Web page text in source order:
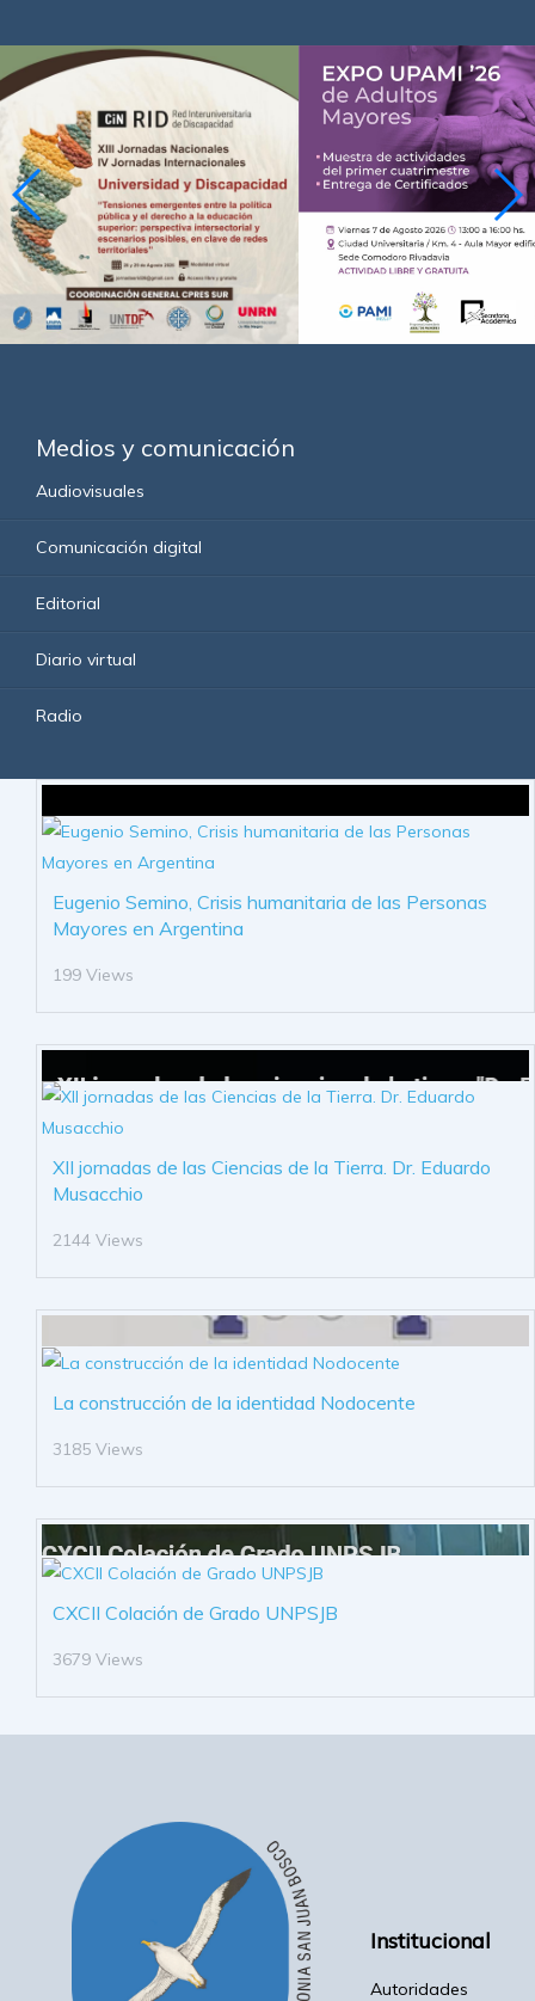
Medios y comunicación
Audiovisuales
Comunicación digital
Editorial
Diario virtual
Radio
Eugenio Semino, Crisis humanitaria de las Personas
Mayores en Argentina
199 Views
XII jornadas de las Ciencias de la Tierra. Dr. Eduardo
Musacchio
2144 Views
La construcción de la identidad Nodocente
3185 Views
CXCII Colación de Grado UNPSJB
3679 Views
Institucional
Autoridades